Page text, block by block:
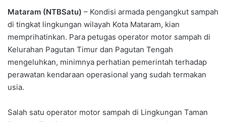
Mataram (NTBSatu) – Kondisi armada pengangkut sampah
di tingkat lingkungan wilayah Kota Mataram, kian
memprihatinkan. Para petugas operator motor sampah di
Kelurahan Pagutan Timur dan Pagutan Tengah
mengeluhkan, minimnya perhatian pemerintah terhadap
perawatan kendaraan operasional yang sudah termakan
usia.
Salah satu operator motor sampah di Lingkungan Taman